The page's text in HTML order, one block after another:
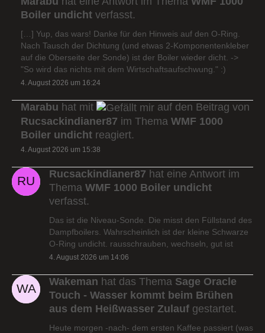
Boiler undicht verfasst.
[…] Yup, das wars! Danke für den Hinweis auf den O-Ring.
Nach Tausch der Dichtung (und etwas 2-Komponentenkleber
auf die Oberseite der Sonde) ist der Boiler wieder dicht. ->
"So wird das nichts mit dem Wirtschaftsaufschwung." :)
4. August 2026 um 16:24
Marabu hat mit
auf den Beitrag von
Rucsackindianer87 im Thema WMF 1000
Boiler undicht reagiert.
4. August 2026 um 15:38
Rucsackindianer87 hat eine Antwort im
Thema WMF 1000 Boiler undicht
verfasst.
Das ist die Niveau-Sonde. Die misst den Füllstand des
Dampfboilers. Wahrscheinlich ist der kleine Schwarze
O-Ring undicht. rausschrauben, wechseln, gut ist
4. August 2026 um 14:06
Wakeman hat das Thema Sage Oracle
Touch - Wasser kommt beim Brühen
aus dem Heißwasser Zulauf gestartet.
Heute morgen -nach- dem ersten Kaffee passiert (was